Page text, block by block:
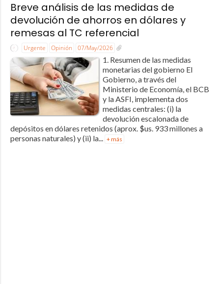
Breve análisis de las medidas de
devolución de ahorros en dólares y
remesas al TC referencial
Urgente Opinión 07/May/2026
1. Resumen de las medidas
monetarias del gobierno El
Gobierno, a través del
Ministerio de Economía, el BCB
y la ASFI, implementa dos
medidas centrales: (i) la
devolución escalonada de
depósitos en dólares retenidos (aprox. $us. 933 millones a
personas naturales) y (ii) la... + más